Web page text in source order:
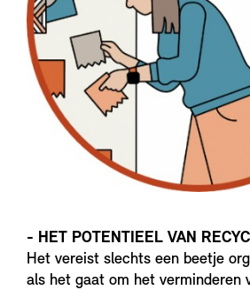
- HET POTENTIEEL VAN
Het vereist slechts een beetje
als het gaat om het verminderen